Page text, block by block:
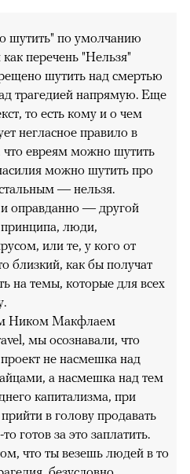
шутить" по умолчанию
перечень "Нельзя"
шутить над смертью
трагедией напрямую. Еще
то есть кому и о чем
негласное правило в
что евреям можно шутить
можно шутить про
— нельзя.
оправданно — другой
принципа, люди,
или те, у кого от
близкий, как бы получат
на темы, которые для всех
Ником Макфлаем
мы осознавали, что
не насмешка над
а насмешка над тем
капитализма, при
в голову продавать
готов за это заплатить.
что ты везешь людей в то